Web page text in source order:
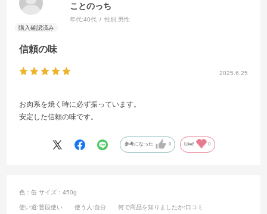
2025.6.25
信頼の味
ことのっち
年代:40代 性別:男性
お肉系を焼く時に必ず振っています。
安定した信頼の味です。
参考になった 0 Like! 0
色：缶 サイズ：450g
使い道:普段使い 使う人 :自分 何で商品を知りましたか:口コミ